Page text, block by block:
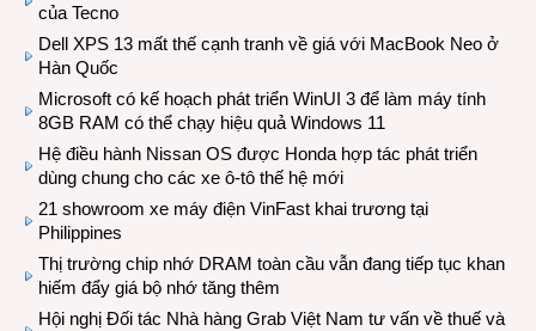
của Tecno
Dell XPS 13 mất thế cạnh tranh về giá với MacBook Neo ở
Hàn Quốc
Microsoft có kế hoạch phát triển WinUI 3 để làm máy tính
8GB RAM có thể chạy hiệu quả Windows 11
Hệ điều hành Nissan OS được Honda hợp tác phát triển
dùng chung cho các xe ô-tô thế hệ mới
21 showroom xe máy điện VinFast khai trương tại
Philippines
Thị trường chip nhớ DRAM toàn cầu vẫn đang tiếp tục khan
hiếm đẩy giá bộ nhớ tăng thêm
Hội nghị Đối tác Nhà hàng Grab Việt Nam tư vấn về thuế và